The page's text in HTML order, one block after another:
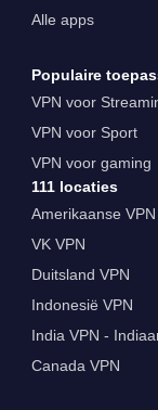
Alle apps
Populaire
VPN voor
VPN voor Sport
VPN voor gaming
111 locaties
Amerikaanse VPN
VK VPN
Duitsland VPN
Indonesië VPN
India VPN -
Canada VPN